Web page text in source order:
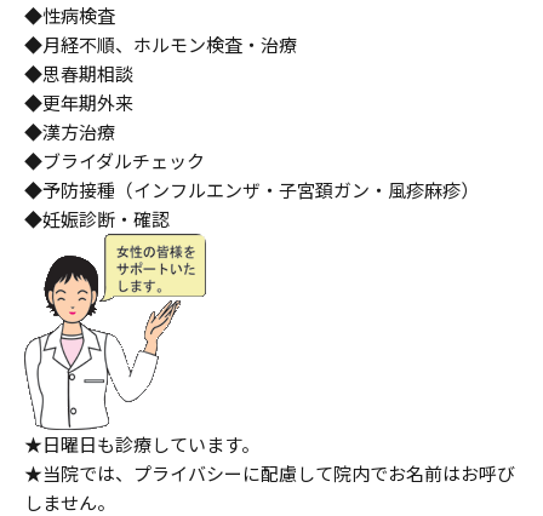
◆性病検査
◆月経不順、ホルモン検査・治療
◆思春期相談
◆更年期外来
◆漢方治療
◆ブライダルチェック
◆予防接種（インフルエンザ・子宮頚ガン・風疹麻疹）
◆妊娠診断・確認
★日曜日も診療しています。
★当院では、プライバシーに配慮して院内でお名前はお呼び
しません。